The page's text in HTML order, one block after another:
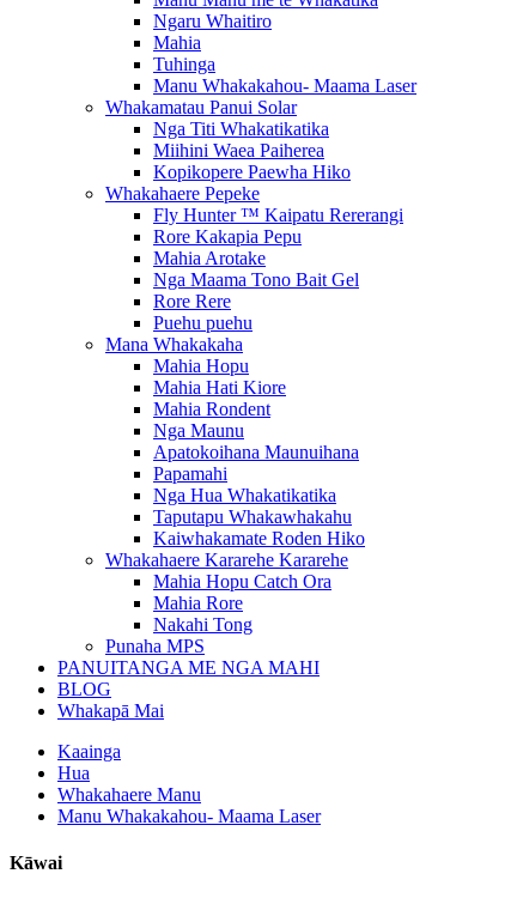
Ngaru Whaitiro
Mahia
Tuhinga
Manu Whakakahou- Maama Laser
Whakamatau Panui Solar
Nga Titi Whakatikatika
Miihini Waea Paiherea
Kopikopere Paewha Hiko
Whakahaere Pepeke
Fly Hunter ™ Kaipatu Rererangi
Rore Kakapia Pepu
Mahia Arotake
Nga Maama Tono Bait Gel
Rore Rere
Puehu puehu
Mana Whakakaha
Mahia Hopu
Mahia Hati Kiore
Mahia Rondent
Nga Maunu
Apatokoihana Maunuihana
Papamahi
Nga Hua Whakatikatika
Taputapu Whakawhakahu
Kaiwhakamate Roden Hiko
Whakahaere Kararehe Kararehe
Mahia Hopu Catch Ora
Mahia Rore
Nakahi Tong
Punaha MPS
PANUITANGA ME NGA MAHI
BLOG
Whakapā Mai
Kaainga
Hua
Whakahaere Manu
Manu Whakakahou- Maama Laser
Kāwai